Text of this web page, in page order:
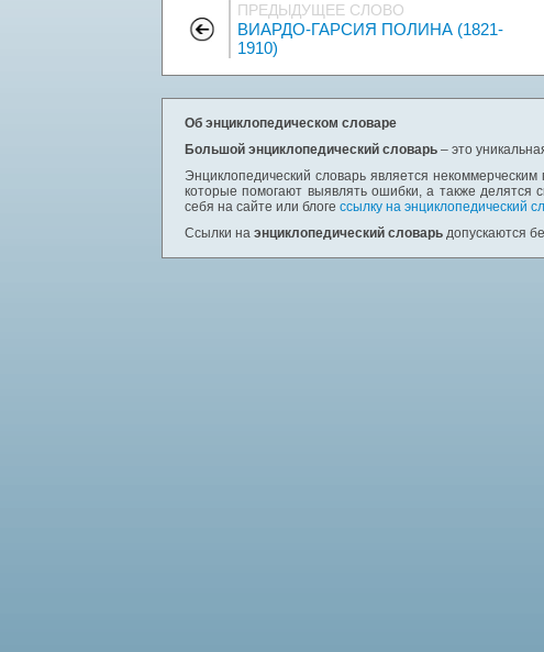
ПРЕДЫДУЩЕЕ СЛОВО
ВИАРДО-ГАРСИЯ ПОЛИНА (1821-
1910)
Об энциклопедическом словаре
Большой энциклопедический словарь – это
Энциклопедический словарь является
которые помогают выявлять ошибки, а также
себя на сайте или блоге ссылку на энциклопедический
Ссылки на энциклопедический словарь допускаются